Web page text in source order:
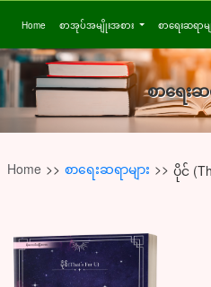
Home စာအုပ်အမျိုးအစား စာရေးဆရာမ
စာရေးဆ
Home >> စာရေးဆရာများ >> ပိုင်